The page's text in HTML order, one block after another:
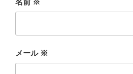
メール ※